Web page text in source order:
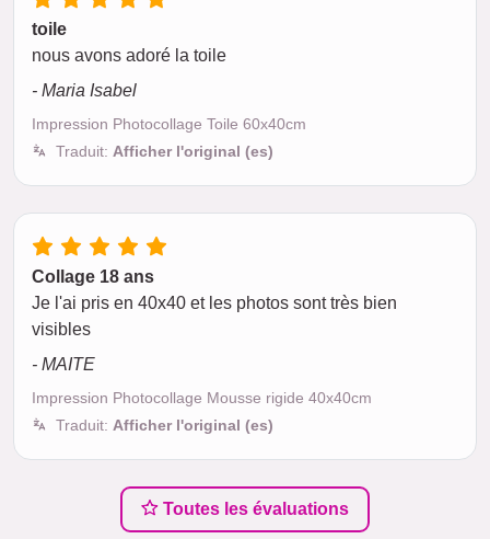
toile
nous avons adoré la toile
- Maria Isabel
Impression Photocollage Toile 60x40cm
Traduit: Afficher l'original (es)
Collage 18 ans
Je l'ai pris en 40x40 et les photos sont très bien
visibles
- MAITE
Impression Photocollage Mousse rigide 40x40cm
Traduit: Afficher l'original (es)
Toutes les évaluations